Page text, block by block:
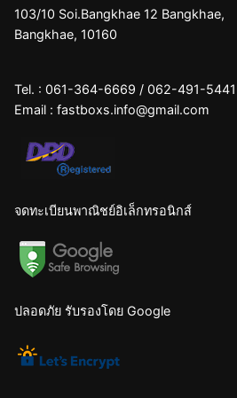
103/10 Soi.Bangkhae 12 Bangkhae,
Bangkhae, 10160
Tel. : 061-364-6669 / 062-491-5441
Email : fastboxs.info@gmail.com
จดทะเบียนพาณิชย์อิเล็กทรอนิกส์
ปลอดภัย รับรองโดย Google